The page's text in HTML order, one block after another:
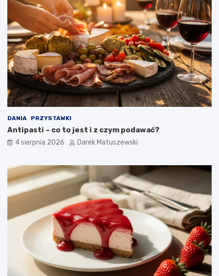
DANIA PRZYSTAWKI
Antipasti – co to jest i z czym podawać?
4 sierpnia 2026 Darek Matuszewski